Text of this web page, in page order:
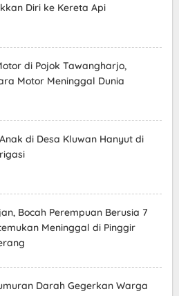
Diri ke Kereta Api
di Pojok Tawangharjo,
Motor Meninggal Dunia
di Desa Kluwan Hanyut di
Bocah Perempuan Berusia 7
Meninggal di Pinggir
Darah Gegerkan Warga